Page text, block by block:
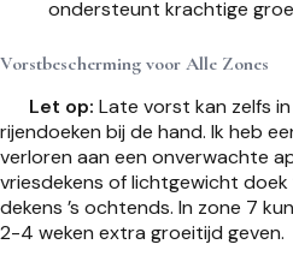
ondersteunt krachtige
Vorstbescherming voor Alle Zones
Let op: Late vorst kan zelfs
rijendoeken bij de hand. Ik heb
verloren aan een onverwachte
vriesdekens of lichtgewicht doek
dekens ’s ochtends. In zone 7
2-4 weken extra groeitijd geven.